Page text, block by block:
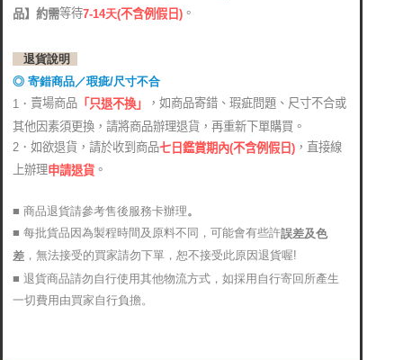
品】約需等待7-14天(不含例假日) 。
退貨說明
◎ 寄錯商品／瑕疵/尺寸不合
1． 賣場商品 「只退不換」
，如商品寄錯、瑕疵問題、尺寸不合或
其他因素須更換，請將商品辦理退貨，再重新下單購買。
2．如欲退貨，請於收到商品七日鑑賞期內(不含例假日) ，直接線
上辦理申請退貨 。
■ 商品退貨請參考售後服務卡辦理。
■ 每批貨品因為製程時間及原料不同，可能會有些許誤差及色
差 ，無法接受的買家請勿下單，恕不接受此原因退貨喔!
■ 退貨商品請勿自行使用其他物流方式，如採用自行寄回所產生
一切費用由買家自行負擔。